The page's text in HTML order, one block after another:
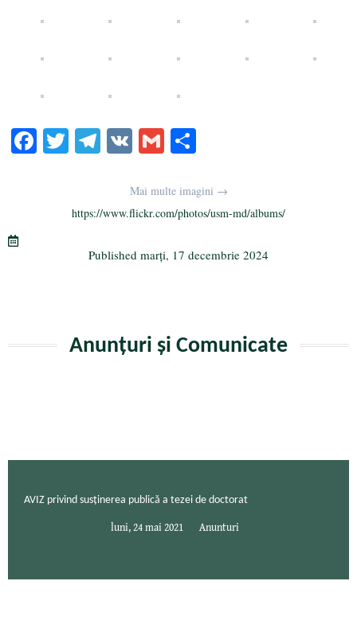
Fa T
r
Te
a
m
V G
ailaj
ea
Mai multe imagini →
https://www.flickr.com/photos/usm-md/albums/
Published marți, 17 decembrie 2024
Anunțuri și Comunicate
AVIZ privind susținerea publică a tezei de doctorat
luni, 24 mai 2021 Anunturi